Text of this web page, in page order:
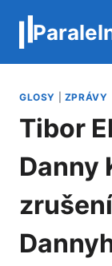
obsah
GLOSY ZPRÁVY
Tibor
Danny